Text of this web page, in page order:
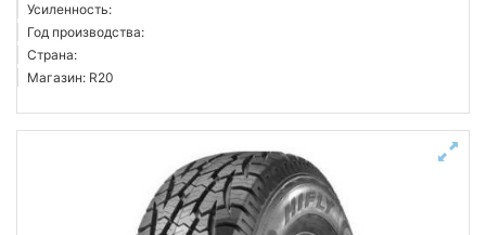
Усиленность:
Год производства:
Страна:
Магазин: R20